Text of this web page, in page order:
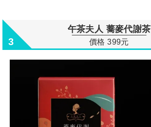
3
午茶夫人 蕎麥代謝茶
價格 399元